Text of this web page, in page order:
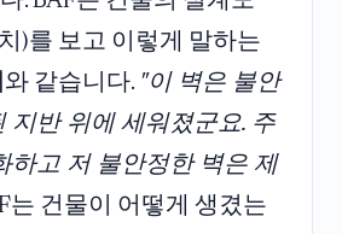
)를 보고 이렇게 말하는
와 같습니다. "이 벽은 불안
지반 위에 세워졌군요. 주
하고 저 불안정한 벽은 제
는 건물이 어떻게 생겼는